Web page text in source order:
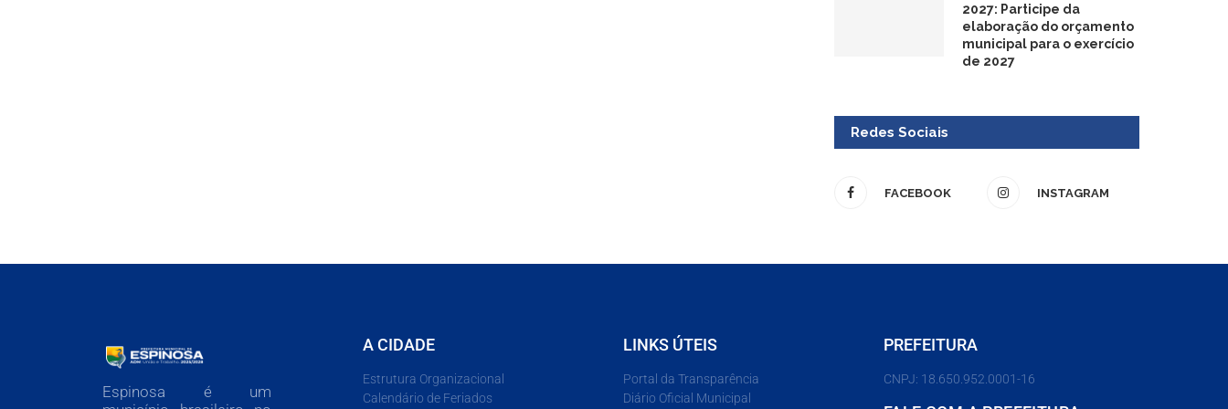
2027: Participe da
elaboração do orçamento
municipal para o exercício
de 2027
Redes Sociais
FACEBOOK INSTAGRAM
Espinosa é um
A CIDADE
Estrutura Organizacional
Calendário de Feriados
LINKS ÚTEIS
Portal da Transparência
Diário Oficial Municipal
PREFEITURA
CNPJ: 18.650.952.0001-16